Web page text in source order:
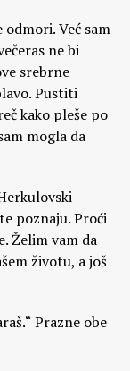
odmori. Već sam
ne bi
srebrne
Pustiti
kako pleše po
mogla da
poznaju. Proći
Želim vam da
životu, a još
Prazne obe